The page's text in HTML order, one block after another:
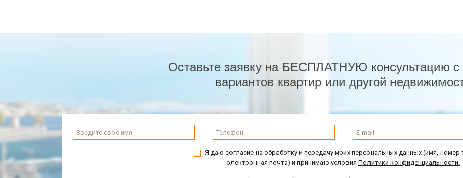
Оставьте заявку на БЕСПЛАТНУЮ консультацию с
вариантов квартир или другой
Я даю согласие на обработку и передачу моих персональных данных (имя, номер
электронная почта) и принимаю условия Политики конфиденциальности.